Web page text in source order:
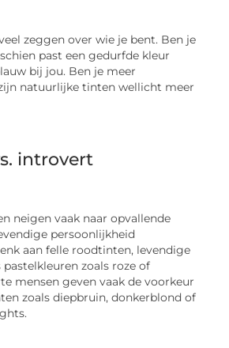
zeggen over wie je bent. Ben je
past een gedurfde kleur
bij jou. Ben je meer
natuurlijke tinten wellicht meer
introvert
neigen vaak naar opvallende
persoonlijkheid
aan felle roodtinten, levendige
zoals roze of
mensen geven vaak de voorkeur
zoals diepbruin, donkerblond of